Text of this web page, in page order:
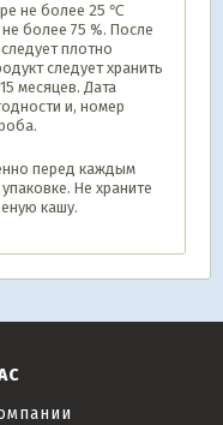
не более 25 ℃
более 75 %. После
плотно
следует хранить
месяцев. Дата
и, номер
перед каждым
Не храните
кашу.